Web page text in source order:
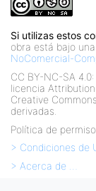
Si utilizas estos
obra está bajo una
NoComercial-
CC BY-NC-SA 4.0:
licencia
Creative
derivadas.
Política de
> Condiciones de
> Acerca de …